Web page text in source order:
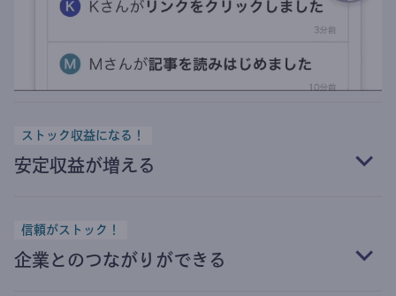
ストック収益になる！
安定収益が増える
信頼がストック！
企業とのつながりができる